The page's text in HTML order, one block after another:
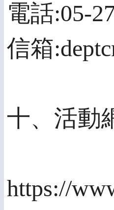
電話:05-
信箱
十、活動
https://